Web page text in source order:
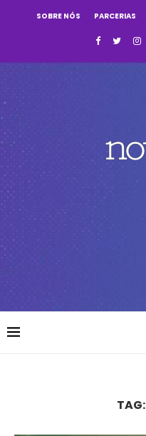
SOBRE NÓS PARCERIAS
TAG: